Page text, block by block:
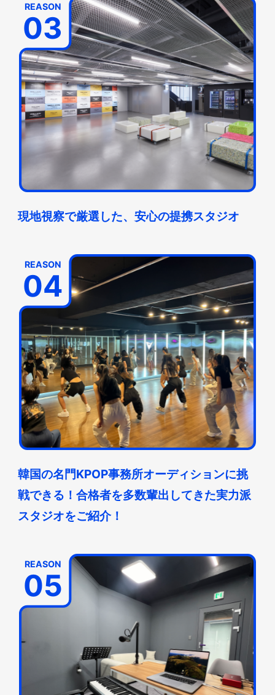
REASON
03
現地視察で厳選した、安心の提携スタジオ
REASON
04
韓国の名門KPOP事務所オーディションに挑
戦できる！合格者を多数輩出してきた実力派
スタジオをご紹介！
REASON
05